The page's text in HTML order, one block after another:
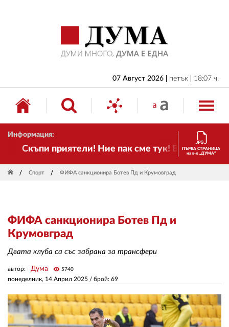
07 Август 2026 петък 18:07 ч.
Информация:
Скъпи приятели! Ние пак сме тук! Времето се
ПЪРВА СТРАНИЦА
на в-к „ДУМА“
Спорт ФИФА санкционира Ботев Пд и Крумовград
ФИФА санкционира Ботев Пд и
Крумовград
Двата клуба са със забрана за трансфери
понеделник, 14 Април 2025 / брой: 69
автор: Дума visibility 5740
БЪЛГАРИЯ
ИКОНОМИКА
ИЗБОРИ
СВЯТ
ДРУГИ
ЗА НАС
АВТОРИ
РЕДАКЦИЯ
КОНТАКТИ